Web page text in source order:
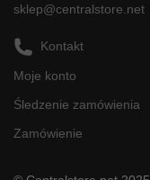
sklep@centralstore.net
Kontakt
Moje konto
Śledzenie zamówienia
Zamówienie